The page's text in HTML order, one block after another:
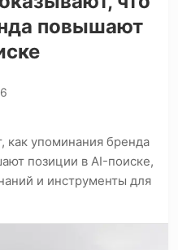
повышают
как упоминания бренда
позиции в AI-поиске,
и инструменты для